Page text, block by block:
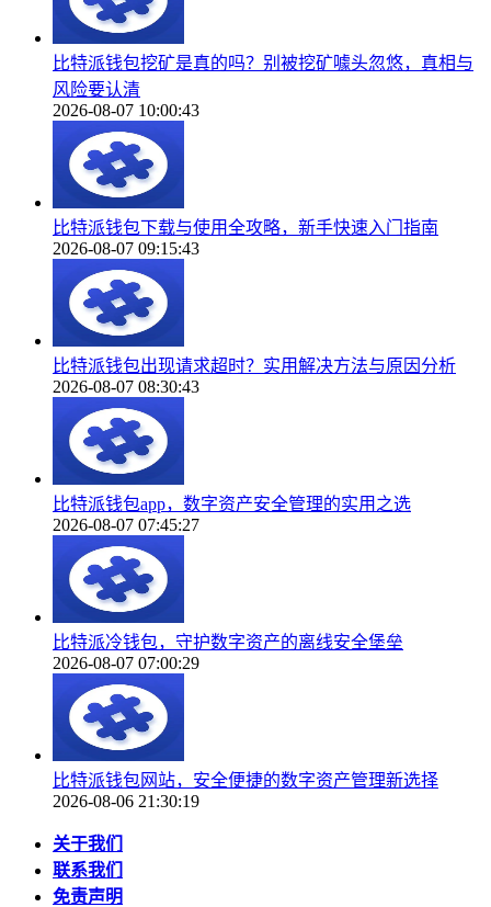
比特派钱包挖矿是真的吗？别被挖矿噱头忽悠，真相与
风险要认清
2026-08-07 10:00:43
比特派钱包下载与使用全攻略，新手快速入门指南
2026-08-07 09:15:43
比特派钱包出现请求超时？实用解决方法与原因分析
2026-08-07 08:30:43
比特派钱包app，数字资产安全管理的实用之选
2026-08-07 07:45:27
比特派冷钱包，守护数字资产的离线安全堡垒
2026-08-07 07:00:29
比特派钱包网站，安全便捷的数字资产管理新选择
2026-08-06 21:30:19
关于我们
联系我们
免责声明